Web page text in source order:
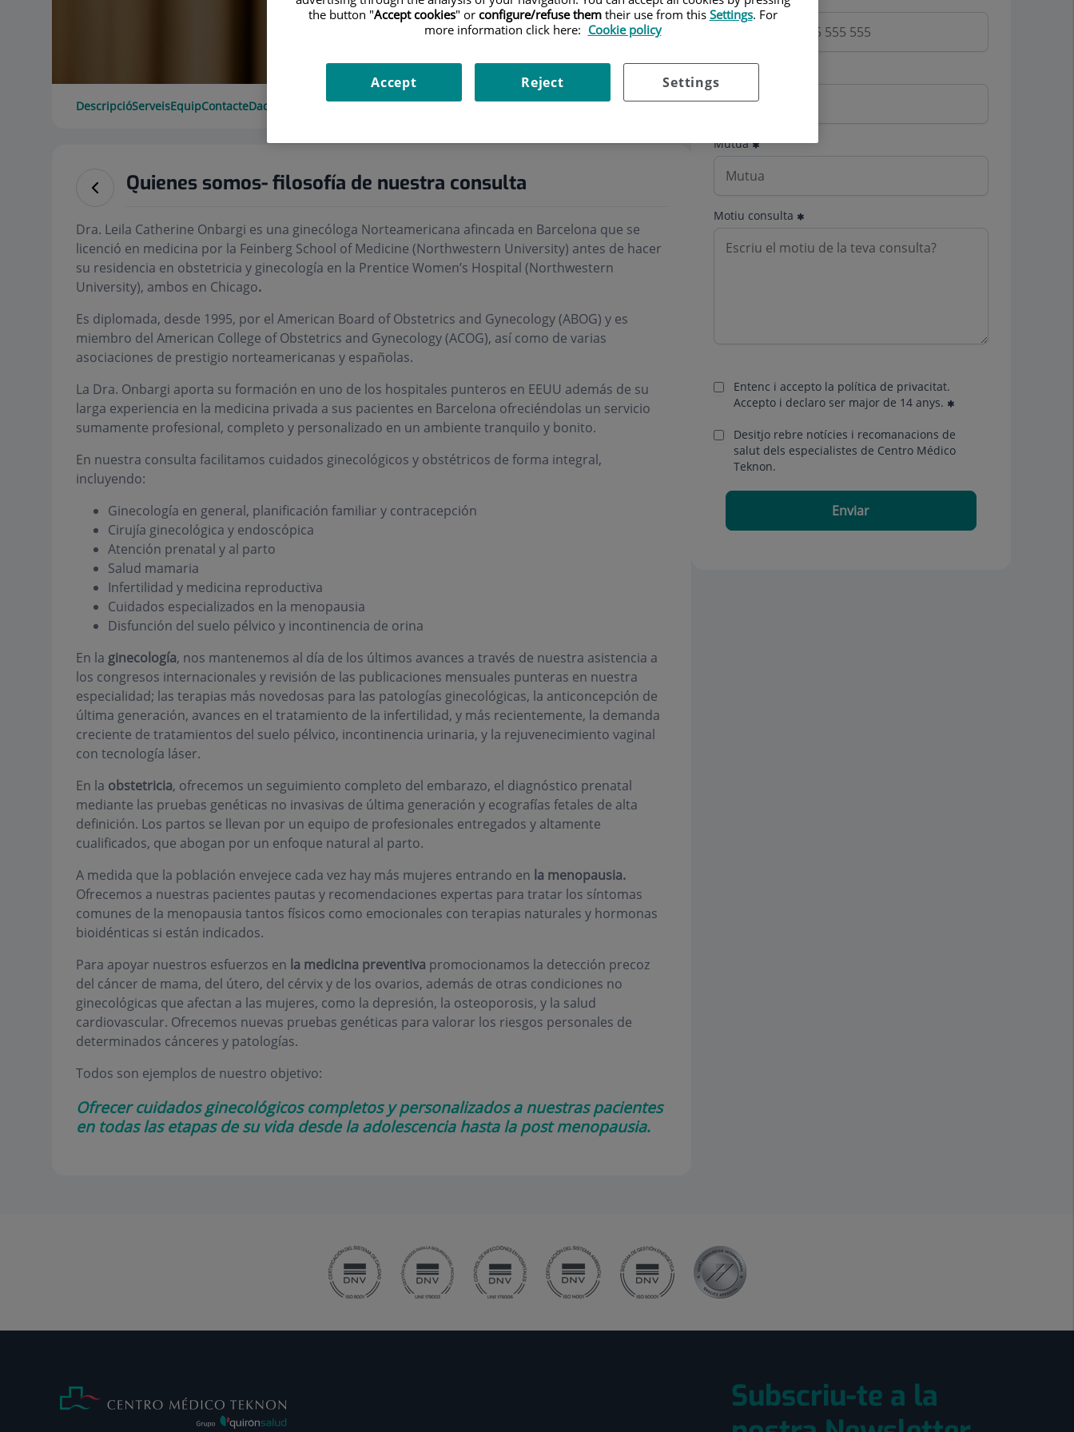
DescripcióServeisEquipContacteDades d'interèsHorari
Quienes somos- filosofía de nuestra consulta
Dra. Leila Catherine Onbargi es una ginecóloga Norteamericana afincada en Barcelona que se
licenció en medicina por la Feinberg School of Medicine (Northwestern University) antes de hacer
su residencia en obstetricia y ginecología en la Prentice Women’s Hospital (Northwestern
University), ambos en Chicago.
Es diplomada, desde 1995, por el American Board of Obstetrics and Gynecology (ABOG) y es
miembro del American College of Obstetrics and Gynecology (ACOG), así como de varias
asociaciones de prestigio norteamericanas y españolas.
La Dra. Onbargi aporta su formación en uno de los hospitales punteros en EEUU además de su
larga experiencia en la medicina privada a sus pacientes en Barcelona ofreciéndolas un servicio
sumamente profesional, completo y personalizado en un ambiente tranquilo y bonito.
En nuestra consulta facilitamos cuidados ginecológicos y obstétricos de forma integral,
incluyendo:
Ginecología en general, planificación familiar y contracepción
Cirujía ginecológica y endoscópica
Atención prenatal y al parto
Salud mamaria
Infertilidad y medicina reproductiva
Cuidados especializados en la menopausia
Disfunción del suelo pélvico y incontinencia de orina
En la ginecología, nos mantenemos al día de los últimos avances a través de nuestra asistencia a
los congresos internacionales y revisión de las publicaciones mensuales punteras en nuestra
especialidad; las terapias más novedosas para las patologías ginecológicas, la anticoncepción de
última generación, avances en el tratamiento de la infertilidad, y más recientemente, la demanda
creciente de tratamientos del suelo pélvico, incontinencia urinaria, y la rejuvenecimiento vaginal
con tecnología láser.
En la obstetricia, ofrecemos un seguimiento completo del embarazo, el diagnóstico prenatal
mediante las pruebas genéticas no invasivas de última generación y ecografías fetales de alta
definición. Los partos se llevan por un equipo de profesionales entregados y altamente
cualificados, que abogan por un enfoque natural al parto.
A medida que la población envejece cada vez hay más mujeres entrando en la menopausia.
Ofrecemos a nuestras pacientes pautas y recomendaciones expertas para tratar los síntomas
comunes de la menopausia tantos físicos como emocionales con terapias naturales y hormonas
bioidénticas si están indicados.
Para apoyar nuestros esfuerzos en la medicina preventiva promocionamos la detección precoz
del cáncer de mama, del útero, del cérvix y de los ovarios, además de otras condiciones no
ginecológicas que afectan a las mujeres, como la depresión, la osteoporosis, y la salud
cardiovascular. Ofrecemos nuevas pruebas genéticas para valorar los riesgos personales de
determinados cánceres y patologías.
Todos son ejemplos de nuestro objetivo:
Ofrecer cuidados ginecológicos completos y personalizados a nuestras pacientes
en todas las etapas de su vida desde la adolescencia hasta la post menopausia.
Mutua
Motiu consulta
Entenc i accepto la política de privacitat.
Accepto i declaro ser major de 14 anys.
Desitjo rebre notícies i recomanacions de
salut dels especialistes de Centro Médico
Teknon.
Enviar
Subscriu-te a la
the button "Accept cookies" or configure/refuse themtheir use from this Settings. For
more information click here: Cookie policy
Settings
Reject
Accept